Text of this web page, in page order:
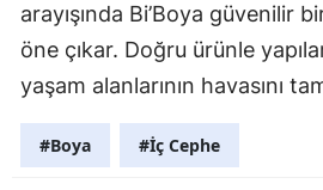
arayışında Bi’Boya güvenilir
öne çıkar. Doğru ürünle
yaşam alanlarının havasını
#Boya #İç Cephe